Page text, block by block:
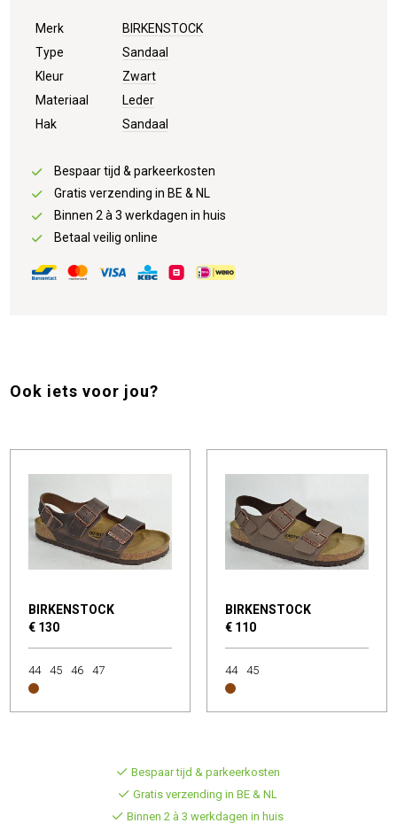
Merk
BIRKENSTOCK
Type
Sandaal
Kleur
Zwart
Materiaal
Leder
Hak
Sandaal
Bespaar tijd & parkeerkosten
Gratis verzending in BE & NL
Binnen 2 à 3 werkdagen in huis
Betaal veilig online
Ook iets voor jou?
BIRKENSTOCK
€ 130
44 45 46 47
BIRKENSTOCK
€ 110
44 45
Bespaar tijd & parkeerkosten
Gratis verzending in BE & NL
Binnen 2 à 3 werkdagen in huis